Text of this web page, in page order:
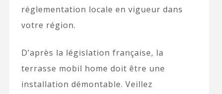
réglementation locale en vigueur dans
votre région.
D’après la législation française, la
terrasse mobil home doit être une
installation démontable. Veillez